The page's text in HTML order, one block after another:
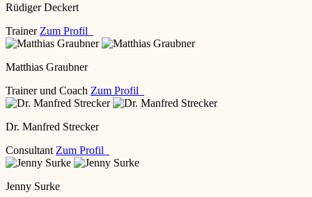
Rüdiger Deckert
Trainer Zum Profil
Matthias Graubner
Trainer und Coach Zum Profil
Dr. Manfred Strecker
Consultant Zum Profil
Jenny Surke